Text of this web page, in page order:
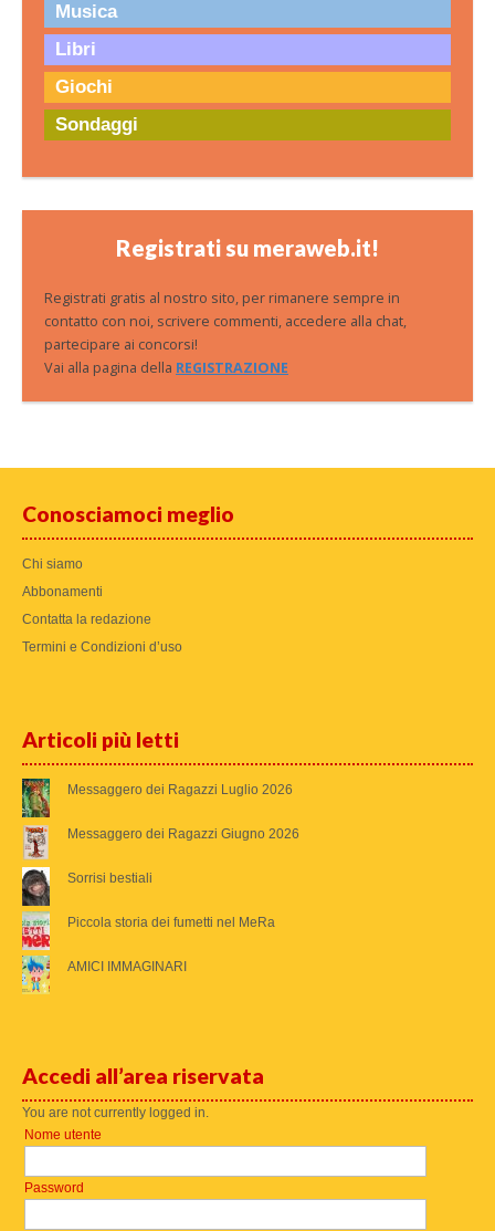
Musica
Libri
Giochi
Sondaggi
Registrati su meraweb.it!
Registrati gratis al nostro sito, per rimanere sempre in
contatto con noi, scrivere commenti, accedere alla chat,
partecipare ai concorsi!
Vai alla pagina della REGISTRAZIONE
Conosciamoci meglio
Chi siamo
Abbonamenti
Contatta la redazione
Termini e Condizioni d’uso
Articoli più letti
Messaggero dei Ragazzi Luglio 2026
Messaggero dei Ragazzi Giugno 2026
Sorrisi bestiali
Piccola storia dei fumetti nel MeRa
AMICI IMMAGINARI
Accedi all’area riservata
You are not currently logged in.
Nome utente
Password